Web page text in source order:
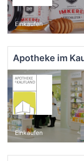
Einkaufen
Einkaufen